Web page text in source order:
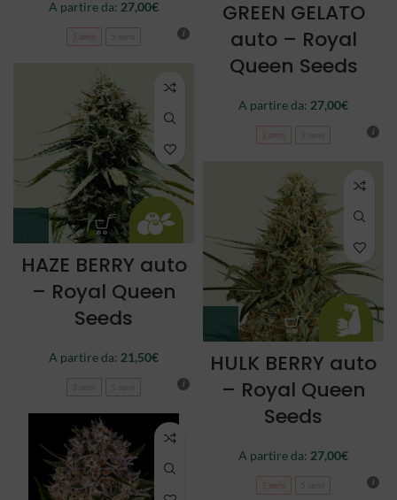
A partire da: 27,00€
3 semi
GREEN GELATO
auto – Royal
Queen Seeds
A partire da: 27,00€
3 semi
HAZE BERRY auto
– Royal Queen
Seeds
A partire da: 21,50€
HULK BERRY auto
– Royal Queen
Seeds
A partire da: 27,00€
3 semi